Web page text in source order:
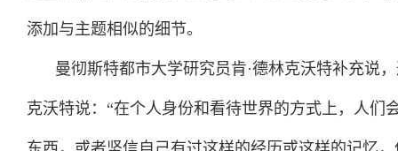
添加与主题相似的细节。
曼彻斯特都市大学研究员肯·德林克沃特补充说
克沃特说：“在个人身份和看待世界的方式上，人